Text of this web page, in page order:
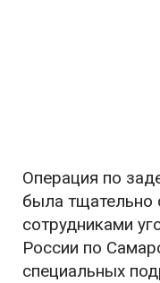
Операция по
была тщательно
сотрудниками
России по
специальных